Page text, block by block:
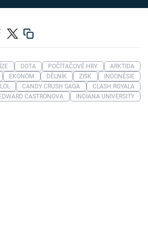
DOTA POČÍTAČOVÉ HRY
ARKTIDA
EKONOM DĚLNÍK ZISK
INDONÉSIE
LOL CANDY CRUSH SAGA
CLASH ROYALA
CASTRONOVA
INDIANA UNIVERSITY